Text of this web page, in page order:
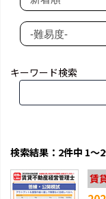
キーワード検索
検索結果：2件中 1～
賃